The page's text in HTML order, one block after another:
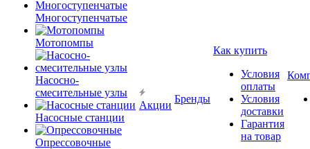
Многоступенчатые
Мотопомпы
Насосно-
смесительные узлы
Насосные станции
Опрессовочные
Акции
Бренды
Как купить
Условия
оплаты
Условия
доставки
Гарантия
на товар